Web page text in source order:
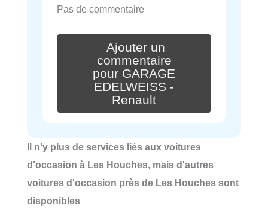
Pas de commentaire
Ajouter un
commentaire
pour GARAGE
EDELWEISS -
Renault
Il n'y plus de services liés aux voitures
d'occasion à Les Houches, mais d'autres
voitures d'occasion près de Les Houches sont
disponibles